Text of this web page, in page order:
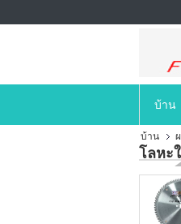
บ้าน
บ้าน
โลหะ